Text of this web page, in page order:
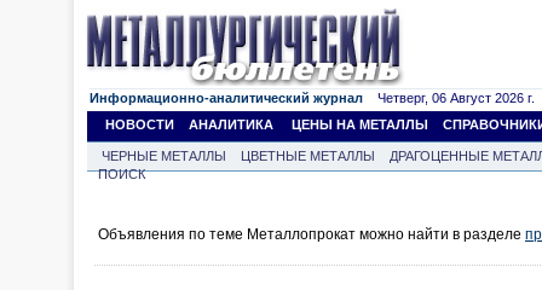
Информационно-аналитический журнал Четверг, 06 Август 2026 г.
НОВОСТИ
АНАЛИТИКА ЦЕНЫ НА МЕТАЛЛЫ
ЧЕРНЫЕ МЕТАЛЛЫ ЦВЕТНЫЕ МЕТАЛЛЫ
ДРАГОЦЕННЫЕ
ПОИСК
Объявления по теме Металлопрокат можно найти в разделе